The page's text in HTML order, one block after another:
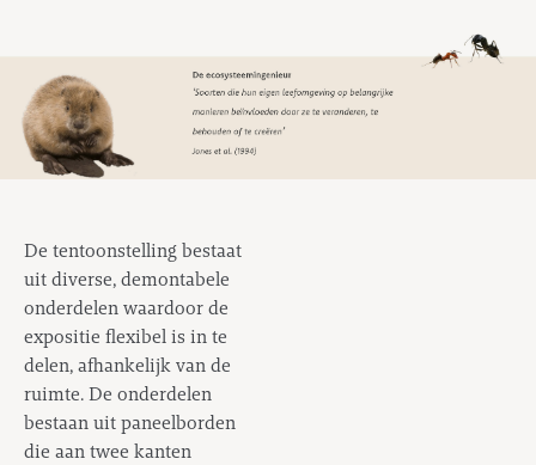
De tentoonstelling bestaat
uit diverse, demontabele
onderdelen waardoor de
expositie flexibel is in te
delen, afhankelijk van de
ruimte. De onderdelen
bestaan uit paneelborden
die aan twee kanten